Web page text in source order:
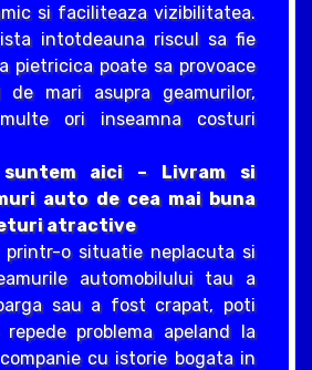
si faciliteaza vizibilitatea.
intotdeauna riscul sa fie
pietricica poate sa provoace
de mari asupra geamurilor,
ori inseamna costuri
aici – Livram si
auto de cea mai buna
atractive
o situatie neplacuta si
automobilului tau a
sau a fost crapat, poti
problema apeland la
cu istorie bogata in